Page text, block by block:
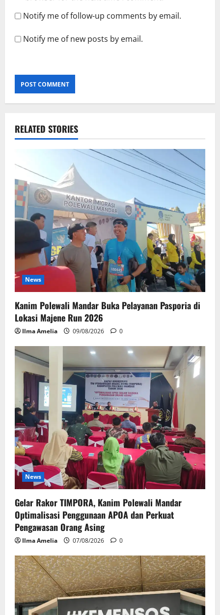
Notify me of follow-up comments by email.
Notify me of new posts by email.
RELATED STORIES
News
Kanim Polewali Mandar Buka Pelayanan Pasporia di
Lokasi Majene Run 2026
Ilma Amelia 09/08/2026 0
News
Gelar Rakor TIMPORA, Kanim Polewali Mandar
Optimalisasi Penggunaan APOA dan Perkuat
Pengawasan Orang Asing
Ilma Amelia 07/08/2026 0